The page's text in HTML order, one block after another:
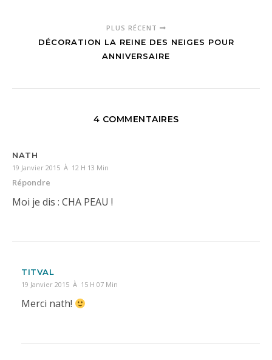
PLUS RÉCENT
DÉCORATION LA REINE DES NEIGES POUR
ANNIVERSAIRE
4 COMMENTAIRES
NATH
19 Janvier 2015 À 12 H 13 Min
Répondre
Moi je dis : CHA PEAU !
TITVAL
19 Janvier 2015 À 15 H 07 Min
Merci nath!